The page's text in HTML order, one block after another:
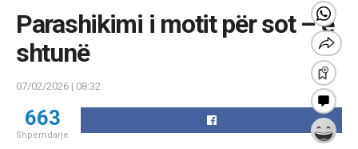
Parashikimi i motit për sot – e
shtunë
07/02/2026 | 08:32
663
Shpërndarje